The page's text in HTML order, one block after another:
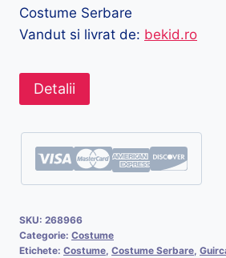
Costume Serbare
Vandut si livrat de: bekid.ro
Detalii
SKU: 268966
Categorie: Costume
Etichete: Costume, Costume Serbare,